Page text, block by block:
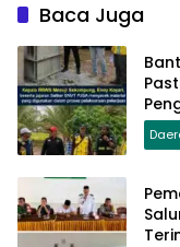
Baca Juga